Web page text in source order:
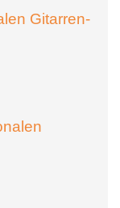
Gitarren-